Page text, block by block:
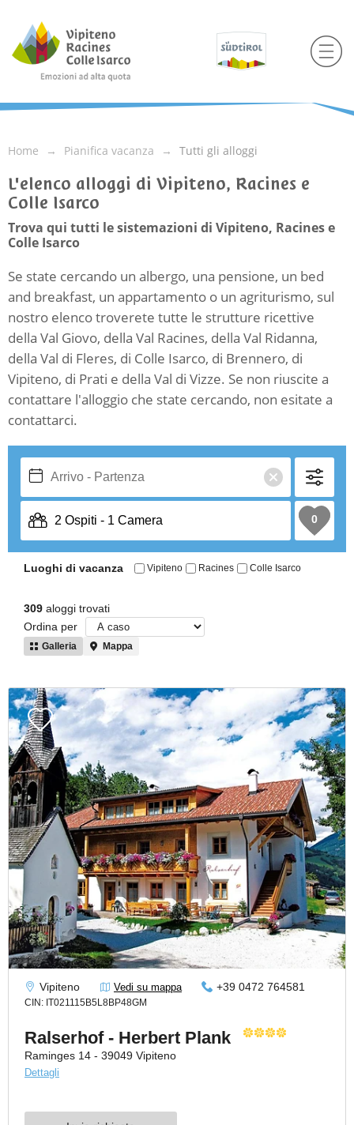
Home Pianifica vacanza Tutti gli alloggi
L'elenco alloggi di Vipiteno, Racines e
Colle Isarco
Trova qui tutti le sistemazioni di Vipiteno, Racines e
Colle Isarco
Se state cercando un albergo, una pensione, un bed
and breakfast, un appartamento o un agriturismo, sul
nostro elenco troverete tutte le strutture ricettive
della Val Giovo, della Val Racines, della Val Ridanna,
della Val di Fleres, di Colle Isarco, di Brennero, di
Vipiteno, di Prati e della Val di Vizze. Se non riuscite a
contattare l'alloggio che state cercando, non esitate a
contattarci.